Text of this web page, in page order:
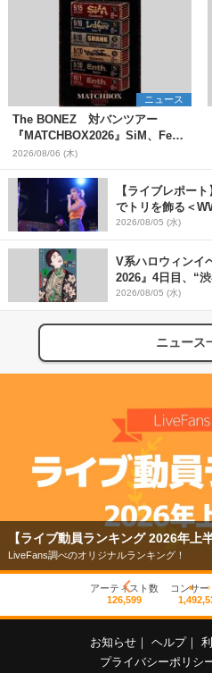
ニュース
The BONEZ 対バンツアー
『MATCHBOX2026』SiM、Fear,
and Loathing in Las Vegasら対
バンアーティストを一斉解禁
2026/08/06 (木)
【ライブレポー
でトリを飾る＜
2026/08/05 (水)
V系ハロウィンイ
2026』4日目、“
組を発表
2026/08/05 (水)
ニュース
【ライブ動員ランキング 2026年上半
LiveFans調べのオリジナルランキング！
アーティスト数
126,599
コンサー
お知らせ ヘルプ
プライバシーポリシ